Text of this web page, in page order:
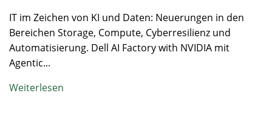
IT im Zeichen von KI und Daten: Neuerungen in den
Bereichen Storage, Compute, Cyberresilienz und
Automatisierung. Dell AI Factory with NVIDIA mit
Agentic...
Weiterlesen